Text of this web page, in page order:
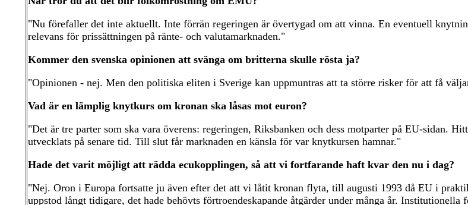
"Nu förefaller det inte aktuellt. Inte förrän regeringen är övertygad om att vinna. En eventuell
relevans för prissättningen på ränte- och valutamarknaden."
Kommer den svenska opinionen att svänga om britterna skulle rösta ja?
"Opinionen - nej. Men den politiska eliten i Sverige kan uppmuntras att ta större risker för att få
Vad är en lämplig knytkurs om kronan ska låsas mot euron?
"Det är tre parter som ska vara överens: regeringen, Riksbanken och dess motparter på EU-sidan.
utvecklats på senare tid. Till slut får marknaden en känsla för var knytkursen hamnar."
Hade det varit möjligt att rädda ecukopplingen, så att vi fortfarande haft kvar den nu i dag?
"Nej. Oron i Europa fortsatte ju även efter det att vi låtit kronan flyta, till augusti 1993 då EU i
uppstod långt tidigare, det hade behövts förtroendeskapande åtgärder under många år. Institutionella